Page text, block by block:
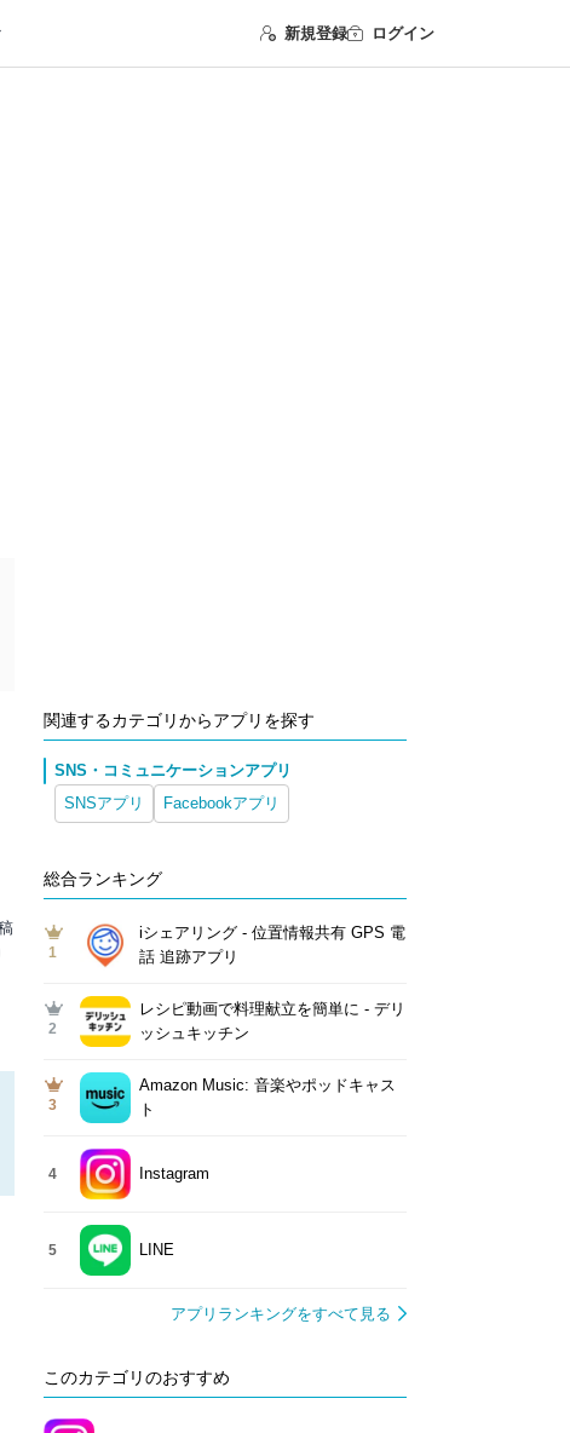
新規登録 ログイン
関連するカテゴリからアプリを探す
SNS・コミュニケーションアプリ
SNSアプリ
Facebookアプリ
総合ランキング
1
iシェアリング - 位置情報共有 GPS 電
話 追跡アプリ
2
レシピ動画で料理献立を簡単‪に - デリ
ッシュキッチン
3
Amazon Music: 音楽やポッドキャス
ト
4 Instagram
5 LINE
アプリランキングをすべて見る
このカテゴリのおすすめ